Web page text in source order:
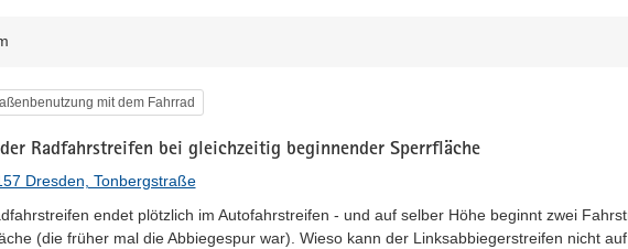
mit dem Fahrrad
Radfahrstreifen bei gleichzeitig beginnender Sperrfläche
Dresden, Tonbergstraße
endet plötzlich im Autofahrstreifen - und auf selber Höhe beginnt zwei
(die früher mal die Abbiegespur war). Wieso kann der Linksabbiegerstreifen nicht